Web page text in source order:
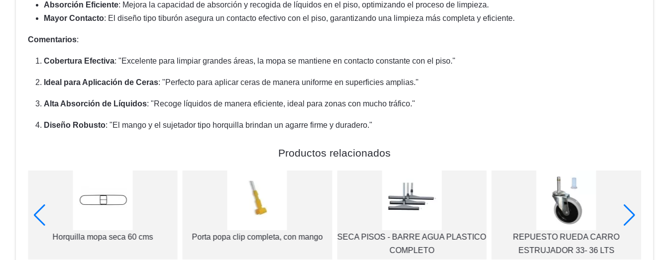
Absorción Eficiente: Mejora la capacidad de absorción y recogida de líquidos en el piso, optimizando el proceso de limpieza.
Mayor Contacto: El diseño tipo tiburón asegura un contacto efectivo con el piso, garantizando una limpieza más completa y eficiente.
Comentarios:
Cobertura Efectiva: "Excelente para limpiar grandes áreas, la mopa se mantiene en contacto constante con el piso."
Ideal para Aplicación de Ceras: "Perfecto para aplicar ceras de manera uniforme en superficies amplias."
Alta Absorción de Líquidos: "Recoge líquidos de manera eficiente, ideal para zonas con mucho tráfico."
Diseño Robusto: "El mango y el sujetador tipo horquilla brindan un agarre firme y duradero."
Productos relacionados
Horquilla mopa seca 60 cms Porta popa clip completa, con mango
SECA PISOS - BARRE AGUA PLASTICO
COMPLETO
REPUESTO RUEDA CARRO
ESTRUJADOR 33- 36 LTS